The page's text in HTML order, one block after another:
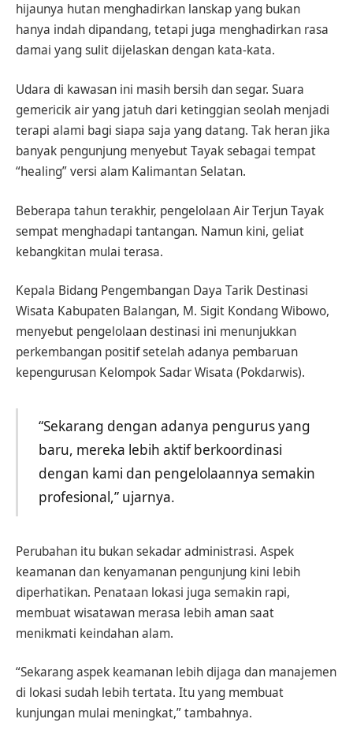
hijaunya hutan menghadirkan lanskap yang bukan
hanya indah dipandang, tetapi juga menghadirkan rasa
damai yang sulit dijelaskan dengan kata-kata.
Udara di kawasan ini masih bersih dan segar. Suara
gemericik air yang jatuh dari ketinggian seolah menjadi
terapi alami bagi siapa saja yang datang. Tak heran jika
banyak pengunjung menyebut Tayak sebagai tempat
“healing” versi alam Kalimantan Selatan.
Beberapa tahun terakhir, pengelolaan Air Terjun Tayak
sempat menghadapi tantangan. Namun kini, geliat
kebangkitan mulai terasa.
Kepala Bidang Pengembangan Daya Tarik Destinasi
Wisata Kabupaten Balangan, M. Sigit Kondang Wibowo,
menyebut pengelolaan destinasi ini menunjukkan
perkembangan positif setelah adanya pembaruan
kepengurusan Kelompok Sadar Wisata (Pokdarwis).
“Sekarang dengan adanya pengurus yang
baru, mereka lebih aktif berkoordinasi
dengan kami dan pengelolaannya semakin
profesional,” ujarnya.
Perubahan itu bukan sekadar administrasi. Aspek
keamanan dan kenyamanan pengunjung kini lebih
diperhatikan. Penataan lokasi juga semakin rapi,
membuat wisatawan merasa lebih aman saat
menikmati keindahan alam.
“Sekarang aspek keamanan lebih dijaga dan manajemen
di lokasi sudah lebih tertata. Itu yang membuat
kunjungan mulai meningkat,” tambahnya.